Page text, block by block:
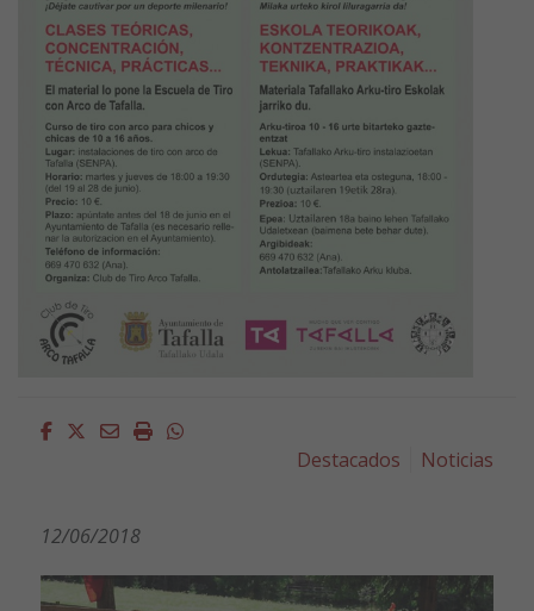
Facebook
Twitter
EmailImprimirWhatsapp
Destacados
Noticias
12/06/2018